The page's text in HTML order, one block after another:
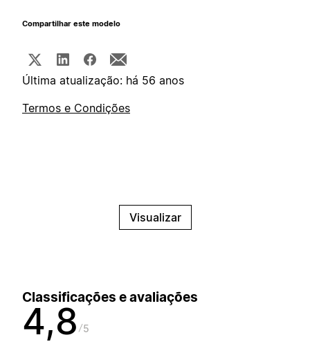
Compartilhar este modelo
Última atualização: há 56 anos
Termos e Condições
Visualizar
Classificações e avaliações
4,8 5